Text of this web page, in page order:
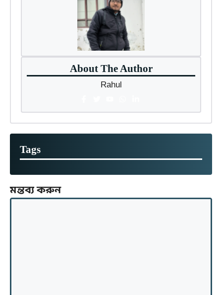
About The Author
Rahul
Tags
মন্তব্য করুন
মন্তব্য